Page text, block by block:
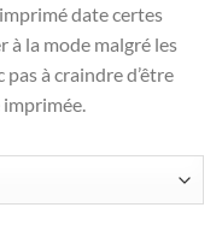
imprimé date certes
à la mode malgré les
pas à craindre d’être